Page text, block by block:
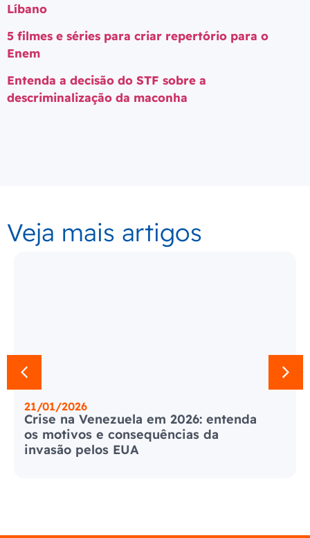
Líbano
5 filmes e séries para criar repertório para o
Enem
Entenda a decisão do STF sobre a
descriminalização da maconha
Veja mais artigos
21/01/2026
Crise na Venezuela em 2026: entenda
os motivos e consequências da
invasão pelos EUA